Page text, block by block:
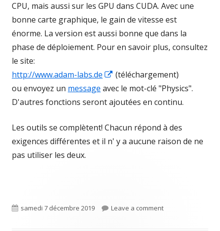
CPU, mais aussi sur les GPU dans CUDA. Avec une
bonne carte graphique, le gain de vitesse est
énorme. La version est aussi bonne que dans la
phase de déploiement. Pour en savoir plus, consultez
le site:
http://www.adam-labs.de
Opens
in
a
window
(téléchargement)
ou envoyez un message avec le mot-clé "Physics".
D'autres fonctions seront ajoutées en continu.
Les outils se complètent! Chacun répond à des
exigences différentes et il n' y a aucune raison de ne
pas utiliser les deux.
Published
samedi 7 décembre 2019 Leave a commenton Transmission